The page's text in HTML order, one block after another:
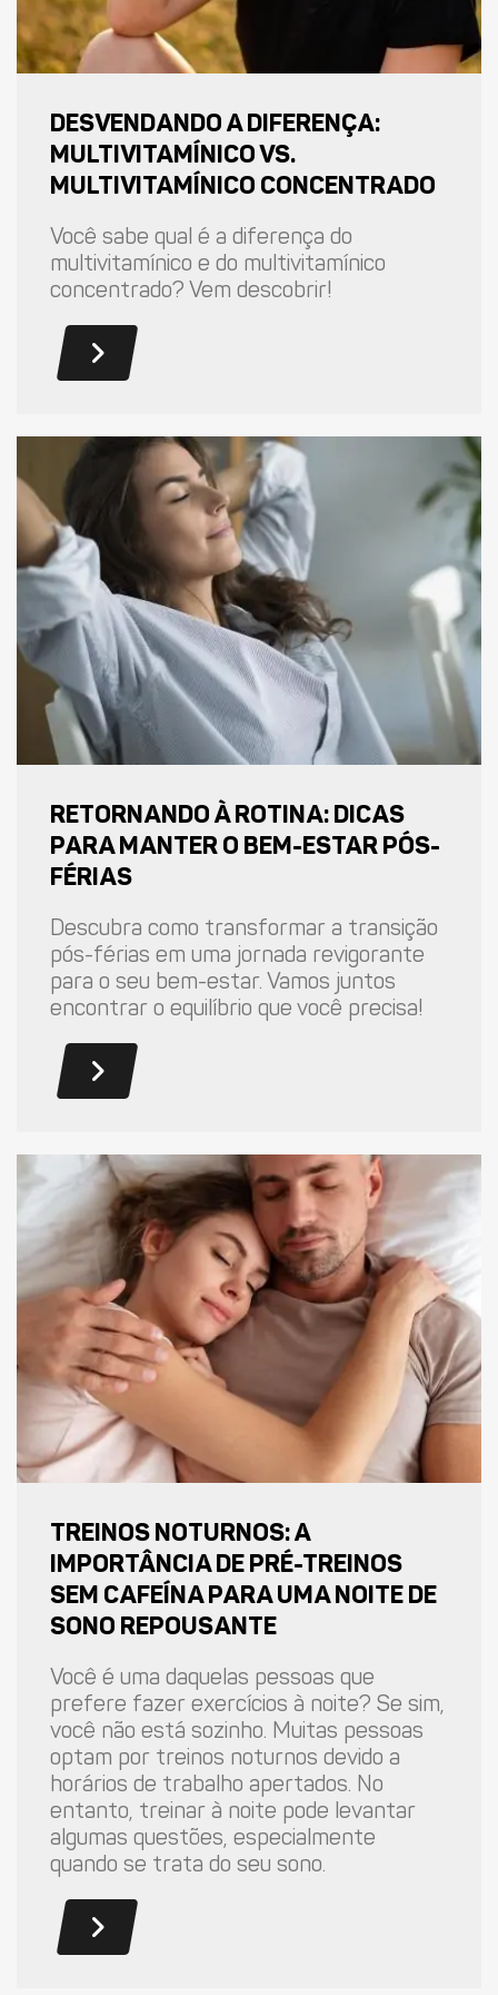
DESVENDANDO A DIFERENÇA:
MULTIVITAMÍNICO VS.
MULTIVITAMÍNICO CONCENTRADO
Você sabe qual é a diferença do
multivitamínico e do multivitamínico
concentrado? Vem descobrir!
RETORNANDO À ROTINA: DICAS
PARA MANTER O BEM-ESTAR PÓS-
FÉRIAS
Descubra como transformar a transição
pós-férias em uma jornada revigorante
para o seu bem-estar. Vamos juntos
encontrar o equilíbrio que você precisa!
TREINOS NOTURNOS: A
IMPORTÂNCIA DE PRÉ-TREINOS
SEM CAFEÍNA PARA UMA NOITE DE
SONO REPOUSANTE
Você é uma daquelas pessoas que
prefere fazer exercícios à noite? Se sim,
você não está sozinho. Muitas pessoas
optam por treinos noturnos devido a
horários de trabalho apertados. No
entanto, treinar à noite pode levantar
algumas questões, especialmente
quando se trata do seu sono.